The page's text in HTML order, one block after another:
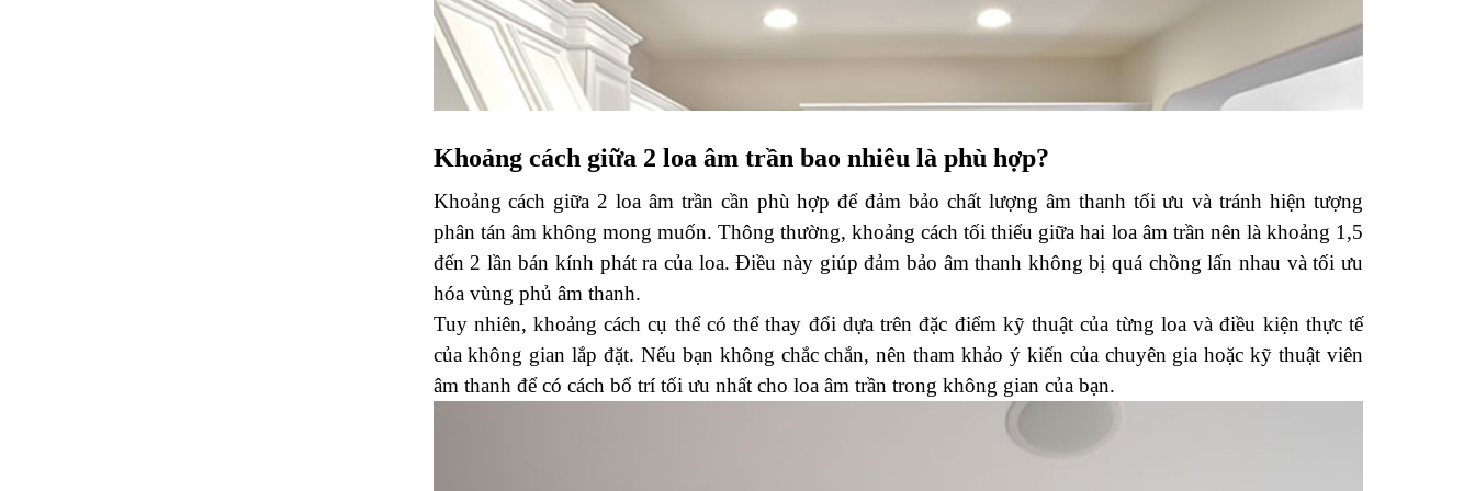
Khoảng cách giữa 2 loa âm trần bao nhiêu là phù hợp?
Khoảng cách giữa 2 loa âm trần cần phù hợp để đảm bảo chất lượng âm thanh tối ưu và tránh hiện tượng
phân tán âm không mong muốn. Thông thường, khoảng cách tối thiểu giữa hai loa âm trần nên là khoảng 1,5
đến 2 lần bán kính phát ra của loa. Điều này giúp đảm bảo âm thanh không bị quá chồng lấn nhau và tối ưu
hóa vùng phủ âm thanh.
Tuy nhiên, khoảng cách cụ thể có thể thay đổi dựa trên đặc điểm kỹ thuật của từng loa và điều kiện thực tế
của không gian lắp đặt. Nếu bạn không chắc chắn, nên tham khảo ý kiến của chuyên gia hoặc kỹ thuật viên
âm thanh để có cách bố trí tối ưu nhất cho loa âm trần trong không gian của bạn.